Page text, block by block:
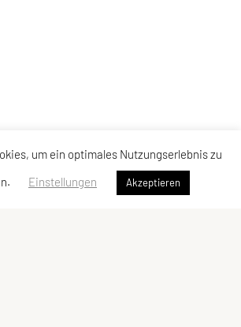
um ein optimales Nutzungserlebnis zu
Einstellungen Akzeptieren